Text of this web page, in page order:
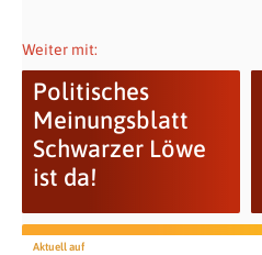
Weiter mit:
Politisches
Meinungsblatt
Schwarzer Löwe
ist da!
Aktuell auf